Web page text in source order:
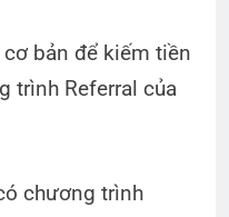
bản để kiếm tiền
trình Referral của
chương trình